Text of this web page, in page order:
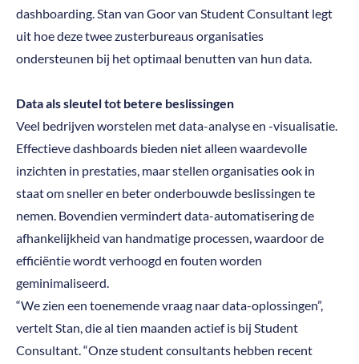
dashboarding. Stan van Goor van Student Consultant legt
uit hoe deze twee zusterbureaus organisaties
ondersteunen bij het optimaal benutten van hun data.
Data als sleutel tot betere beslissingen
Veel bedrijven worstelen met data-analyse en -visualisatie.
Effectieve dashboards bieden niet alleen waardevolle
inzichten in prestaties, maar stellen organisaties ook in
staat om sneller en beter onderbouwde beslissingen te
nemen. Bovendien vermindert data-automatisering de
afhankelijkheid van handmatige processen, waardoor de
efficiëntie wordt verhoogd en fouten worden
geminimaliseerd.
“We zien een toenemende vraag naar data-oplossingen”,
vertelt Stan, die al tien maanden actief is bij Student
Consultant. “Onze student consultants hebben recent